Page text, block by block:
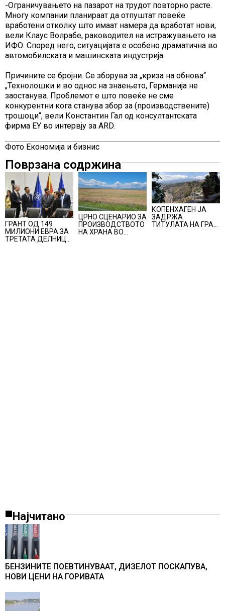
-Ограничувањето на пазарот на трудот повторно расте.
Многу компании планираат да отпуштат повеќе
вработени отколку што имаат намера да вработат нови,
вели Клаус Волрабе, раководител на истражувањето на
ИФО. Според него, ситуацијата е особено драматична во
автомобилската и машинската индустрија.
Причините се бројни. Се зборува за „криза на обнова“.
„Технолошки и во однос на знаењето, Германија не
заостанува. Проблемот е што повеќе не сме
конкурентни кога станува збор за (производствените)
трошоци“, вели Константин Гал од консултантската
фирма EY во интервју за ARD.
Фото Економија и бизнис
Поврзана содржина
ГРАНТ ОД 149
МИЛИОНИ ЕВРА ЗА
ТРЕТАТА ДЕЛНИЦА
ЦРНО СЦЕНАРИО ЗА
ПРОИЗВОДСТВОТО
НА ХРАНА ВО
КОПЕНХАГЕН ЈА
ЗАДРЖА
ТИТУЛАТА НА ГРАД
Најчитано
БЕНЗИНИТЕ ПОЕВТИНУВААТ, ДИЗЕЛОТ ПОСКАПУВА,
НОВИ ЦЕНИ НА ГОРИВАТА